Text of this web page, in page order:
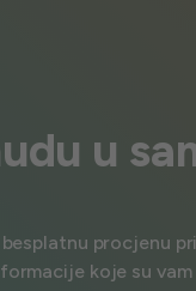
u
procjenu
koje su vam